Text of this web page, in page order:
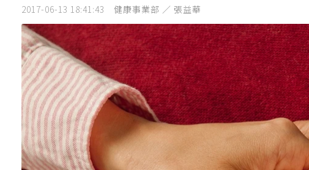
2017-06-13 18:41:43 健康事業部 ／ 張益華